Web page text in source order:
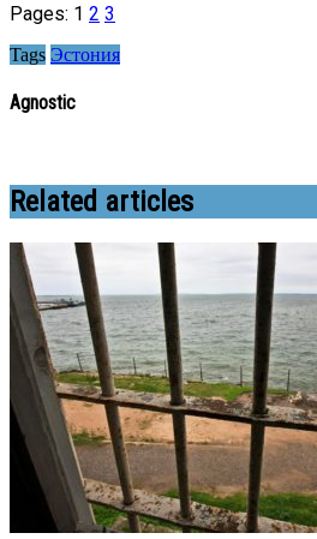
Pages: 1 2 3
Tags Эстония
Agnostic
Related articles